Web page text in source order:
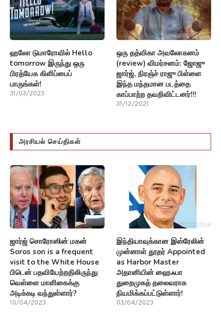
ஹலோ டுமாரோவில் Hello
tomorrow இருந்து ஒரு
பிரத்யேக கிளிப்பைப்
பாருங்கள்!
31/03/2023
ஒரு தத்விகா அவலோகனம்
(review) விமர்சனம்: ஜோஜு
ஜார்ஜ், நிரஞ்ச் ராஜு பிள்ளை
இந்த மந்தமான படத்தை
காப்பாற்ற தவறிவிட்டனர்!!!
31/12/2021
அரசியல் செய்திகள்
ஜார்ஜ் சொரோஸின் மகன்
Soros son is a frequent
visit to the White House
பிடென் பதவியேற்றதிலிருந்து
வெள்ளை மாளிகைக்கு
அடிக்கடி வந்துள்ளார்?
10/04/2023
இந்தியாவுக்கான இஸ்ரேலின்
முன்னாள் தூதர் Appointed
as Harbor Master
அதானியின் ஹைஃபா
துறைமுகத் தலைவராக
நியமிக்கப்பட்டுள்ளார்!
03/04/2023